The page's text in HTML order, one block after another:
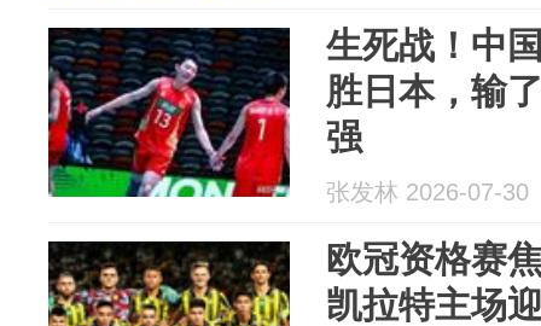
生死战！中
胜日本，输
强
张发林 2026-07-30
欧冠资格赛
凯拉特主场